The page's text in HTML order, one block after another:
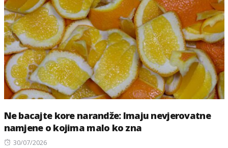
Ne bacajte kore narandže: Imaju nevjerovatne
namjene o kojima malo ko zna
Posted
30/07/2026